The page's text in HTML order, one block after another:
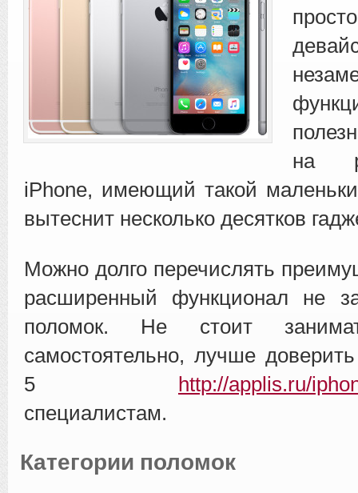
на
iPhone, имеющий такой
вытеснит несколько десятков
Можно долго перечислять
расширенный функционал не
поломок. Не стоит
самостоятельно, лучше
5 http://applis.ru/
специалистам.
Категории поломок